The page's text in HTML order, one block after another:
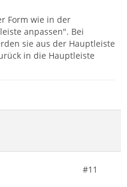
Form wie in der
anpassen". Bei
sie aus der Hauptleiste
in die Hauptleiste
#11